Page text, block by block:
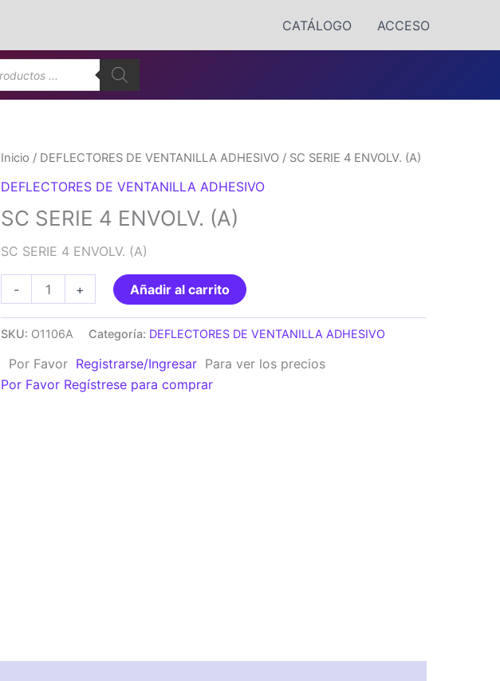
CATÁLOGO ACCESO
Inicio / DEFLECTORES DE VENTANILLA ADHESIVO / SC SERIE 4 ENVOLV. (A)
DEFLECTORES DE VENTANILLA ADHESIVO
SC SERIE 4 ENVOLV. (A)
SC SERIE 4 ENVOLV. (A)
-
SERIE
(A)
cantidad
+ Añadir al carrito
SKU: O1106A Categoría: DEFLECTORES DE VENTANILLA ADHESIVO
Por Favor Registrarse/Ingresar Para ver los precios
Por Favor Regístrese para comprar